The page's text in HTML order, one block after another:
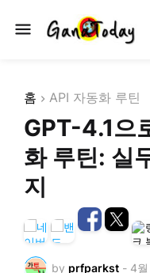
홈 API 자동화 루틴
GPT-4.1으
화 루틴: 실
지
by prfparkst - 4